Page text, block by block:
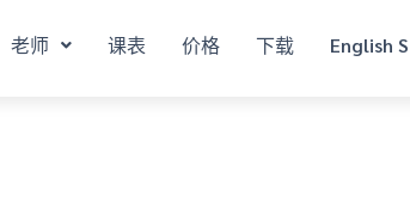
老师 课表 价格 下载 English